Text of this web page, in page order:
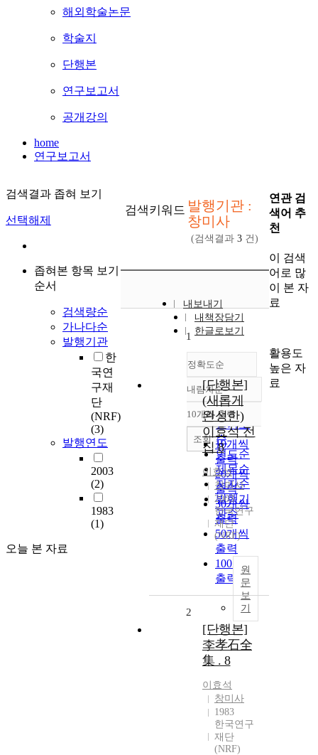
해외학술논문
학술지
단행본
연구보고서
공개강의
home
연구보고서
검색결과 좁혀 보기
선택해제
좁혀본 항목 보기
순서
검색량순
가나다순
발행기관
한
국연
구재
단
(NRF)
(3)
발행연도
2003
(2)
1983
(1)
오늘 본 자료
검색키워드 발행기관 :
창미사
(검색결과 3 건)
내보내기
내책장담기
한글로보기
정확도순
정확도
순
인기도
순
연도순
제목순
저자순
발행기
관순
내림차순
내림차순
10개씩 출력
10개씩
출력
20개씩
출력
30개씩
출력
50개씩
출력
100개씩
출력
조회
1
[단행본]
(새롭게
완성한)
이효석 전
집 8
이효석
창미사
2003
한국연구
재단
(NRF)
원
문
보
기
2
[단행본]
李孝石全
集 . 8
이효석
창미사
1983
한국연구
재단
(NRF)
연관 검
색어 추
천
이 검색
어로 많
이 본 자
료
활용도
높은 자
료